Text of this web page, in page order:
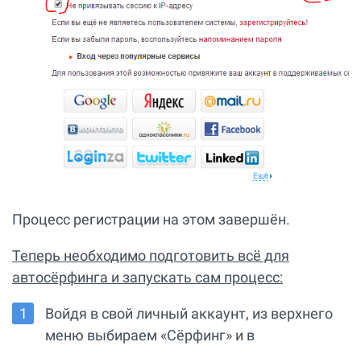
Процесс регистрации на этом завершён.
Теперь необходимо подготовить всё для
автосёрфинга и запускать сам процесс:
Войдя в свой личный аккаунт, из верхнего
меню выбираем «Сёрфинг» и в